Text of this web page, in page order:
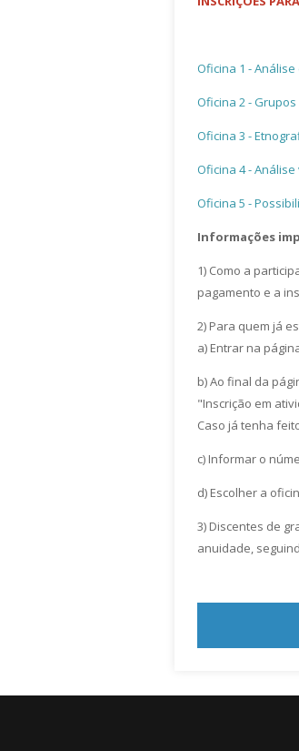
Oficina 1 -
Oficina 2 -
Oficina 3 -
Oficina 4 -
Oficina 5 -
Informações
1) Como a
pagamento e a
2) Para quem já
a) Entrar na
b) Ao final da
"Inscrição em
Caso já tenha
c) Informar o
d) Escolher a
3) Discentes de
anuidade,